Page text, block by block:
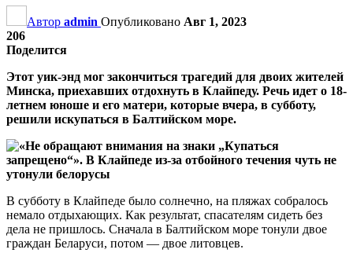
Автор admin Опубликовано Авг 1, 2023
206
Поделится
Этот уик-энд мог закончиться трагедий для двоих жителей
Минска, приехавших отдохнуть в Клайпеду. Речь идет о 18-
летнем юноше и его матери, которые вчера, в субботу,
решили искупаться в Балтийском море.
В субботу в Клайпеде было солнечно, на пляжах собралось
немало отдыхающих. Как результат, спасателям сидеть без
дела не пришлось. Сначала в Балтийском море тонули двое
граждан Беларуси, потом — двое литовцев.